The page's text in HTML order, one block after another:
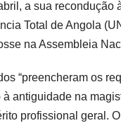
a sua recondução
Total de Angola
na Assembleia
“preencheram os
antiguidade na
profissional geral.